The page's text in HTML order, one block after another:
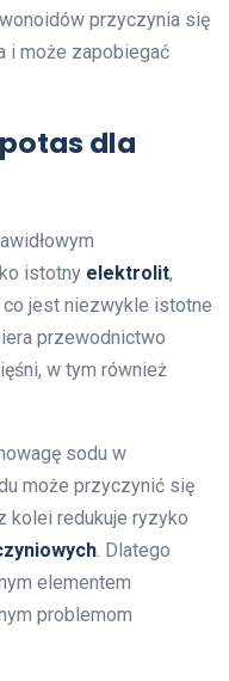
przyczynia się
i może zapobiegać
dla
istotny elektrolit,
co jest niezwykle istotne
przewodnictwo
w tym również
sodu w
może przyczynić się
kolei redukuje ryzyko
. Dlatego
elementem
problemom